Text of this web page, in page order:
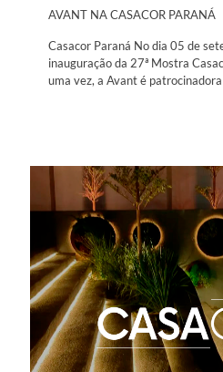
AVANT NA CASACOR PARANÁ
Casacor Paraná No dia 05 de
inauguração da 27ª Mostra
uma vez, a Avant é